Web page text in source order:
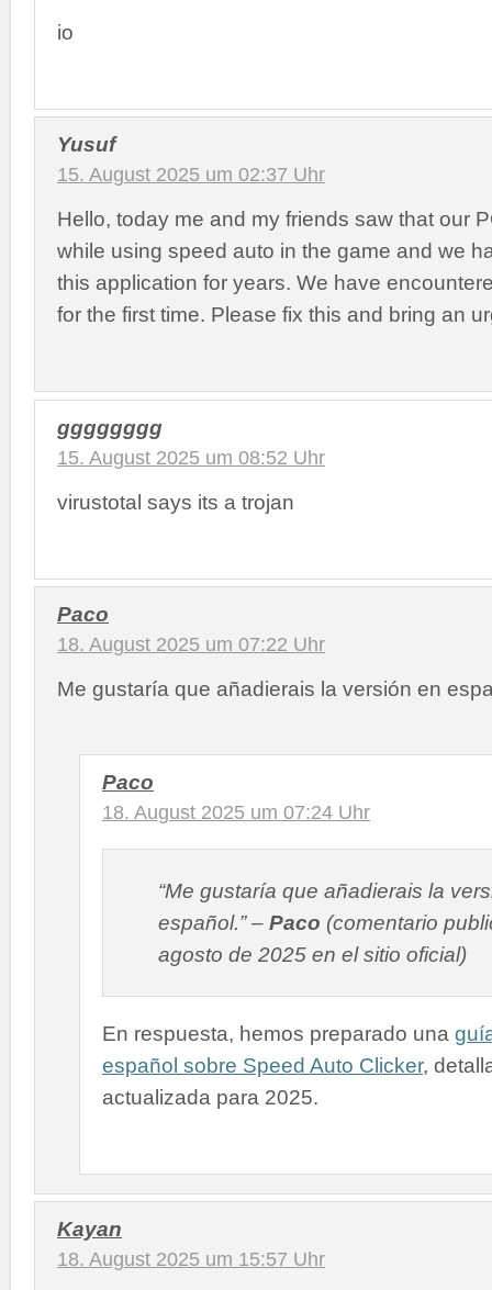
io
Yusuf
15. August 2025 um 02:37 Uhr
Hello, today me and my friends saw that our
while using speed auto in the game and we
this application for years. We have
for the first time. Please fix this and bring an
gggggggg
15. August 2025 um 08:52 Uhr
virustotal says its a trojan
Paco
18. August 2025 um 07:22 Uhr
Me gustaría que añadierais la versión en
Paco
18. August 2025 um 07:24 Uhr
“Me gustaría que añadierais la
español.” – Paco (comentario
agosto de 2025 en el sitio oficial)
En respuesta, hemos preparado una
español sobre Speed Auto Clicker,
actualizada para 2025.
Kayan
18. August 2025 um 15:57 Uhr